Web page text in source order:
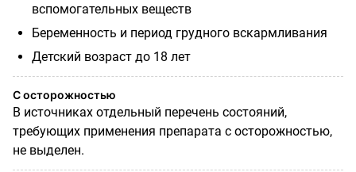
вспомогательных веществ
Беременность и период грудного вскармливания
Детский возраст до 18 лет
С осторожностью
В источниках отдельный перечень состояний,
требующих применения препарата с осторожностью,
не выделен.